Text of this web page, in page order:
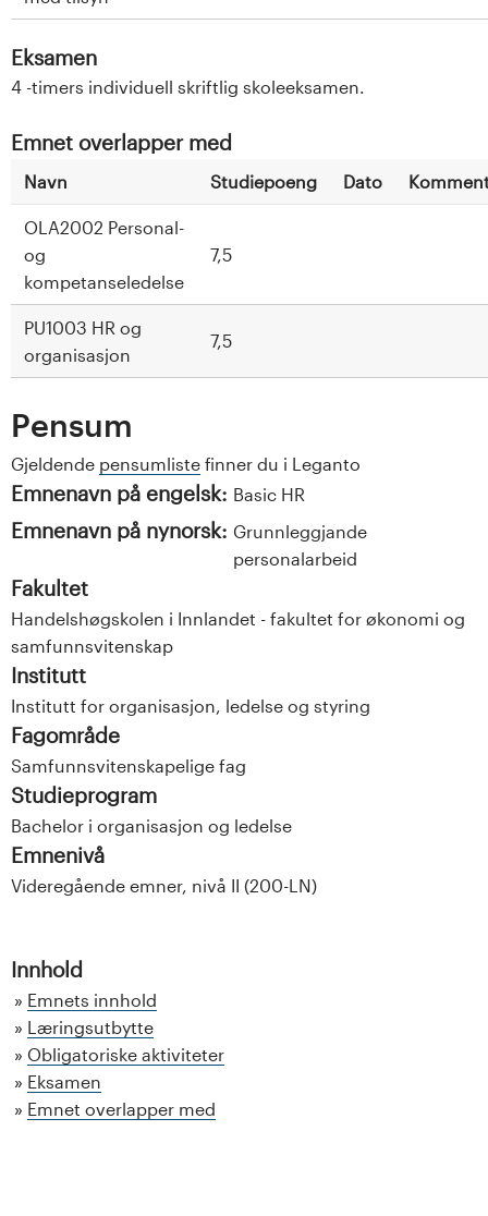
Eksamen
4 -timers individuell skriftlig skoleeksamen.
Emnet overlapper med
Navn Studiepoeng Dato
OLA2002 Personal-
og
kompetanseledelse
7,5
PU1003 HR og
organisasjon
7,5
Pensum
Gjeldende pensumliste finner du i Leganto
Emnenavn på engelsk: Basic HR
Emnenavn på nynorsk: Grunnleggjande
personalarbeid
Fakultet
Handelshøgskolen i Innlandet - fakultet for økonomi og
samfunnsvitenskap
Institutt
Institutt for organisasjon, ledelse og styring
Fagområde
Samfunnsvitenskapelige fag
Studieprogram
Bachelor i organisasjon og ledelse
Emnenivå
Videregående emner, nivå II (200-LN)
Innhold
Emnets innhold
Læringsutbytte
Obligatoriske aktiviteter
Eksamen
Emnet overlapper med